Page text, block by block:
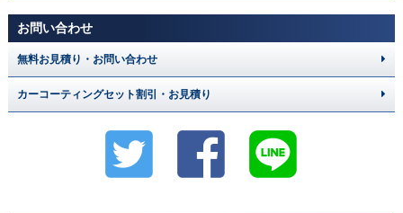
お問い合わせ
無料お見積り・お問い合わせ
カーコーティングセット割引・お見積り